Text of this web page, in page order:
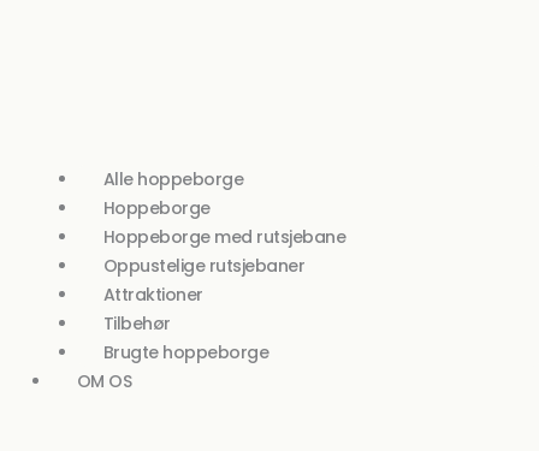
Alle hoppeborge
Hoppeborge
Hoppeborge med rutsjebane
Oppustelige rutsjebaner
Attraktioner
Tilbehør
Brugte hoppeborge
OM OS